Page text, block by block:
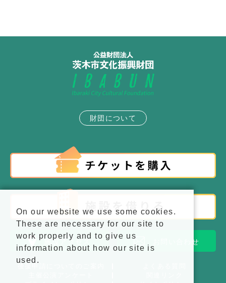
財団について
施設アクセス お問い合わせ
On our website we use some cookies.
These are necessary for our site to
work properly and to give us
information about how our site is
used.